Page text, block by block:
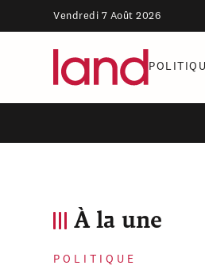
Vendredi 7 Août 2026
À la une
POLITIQUE